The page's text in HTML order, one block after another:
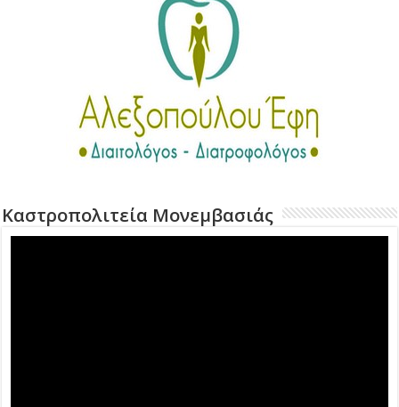
Καστροπολιτεία Μονεμβασιάς